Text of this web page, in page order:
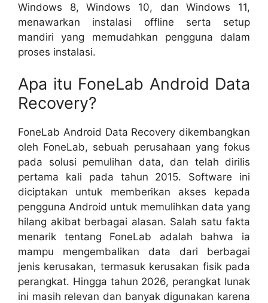
Windows 8, Windows 10, dan Windows 11,
menawarkan instalasi offline serta setup
mandiri yang memudahkan pengguna dalam
proses instalasi.
Apa itu FoneLab Android Data
Recovery?
FoneLab Android Data Recovery dikembangkan
oleh FoneLab, sebuah perusahaan yang fokus
pada solusi pemulihan data, dan telah dirilis
pertama kali pada tahun 2015. Software ini
diciptakan untuk memberikan akses kepada
pengguna Android untuk memulihkan data yang
hilang akibat berbagai alasan. Salah satu fakta
menarik tentang FoneLab adalah bahwa ia
mampu mengembalikan data dari berbagai
jenis kerusakan, termasuk kerusakan fisik pada
perangkat. Hingga tahun 2026, perangkat lunak
ini masih relevan dan banyak digunakan karena